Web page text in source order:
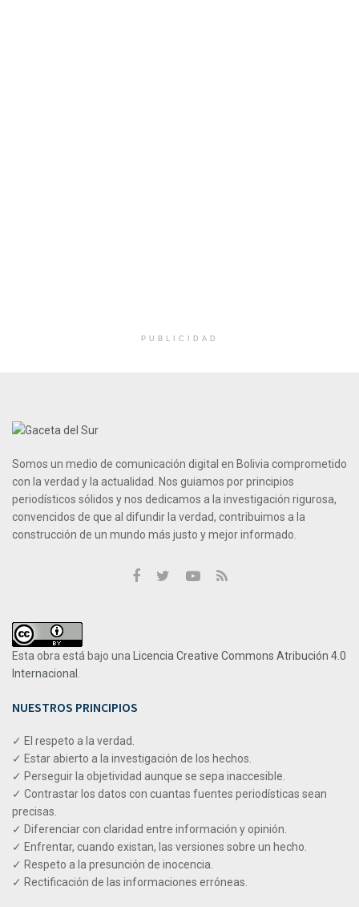
PUBLICIDAD
Somos un medio de comunicación digital en Bolivia comprometido
con la verdad y la actualidad. Nos guiamos por principios
periodísticos sólidos y nos dedicamos a la investigación rigurosa,
convencidos de que al difundir la verdad, contribuimos a la
construcción de un mundo más justo y mejor informado.
Esta obra está bajo una Licencia Creative Commons Atribución 4.0
Internacional .
NUESTROS PRINCIPIOS
✓ El respeto a la verdad.
✓ Estar abierto a la investigación de los hechos.
✓ Perseguir la objetividad aunque se sepa inaccesible.
✓ Contrastar los datos con cuantas fuentes periodísticas sean
precisas.
✓ Diferenciar con claridad entre información y opinión.
✓ Enfrentar, cuando existan, las versiones sobre un hecho.
✓ Respeto a la presunción de inocencia.
✓ Rectificación de las informaciones erróneas.